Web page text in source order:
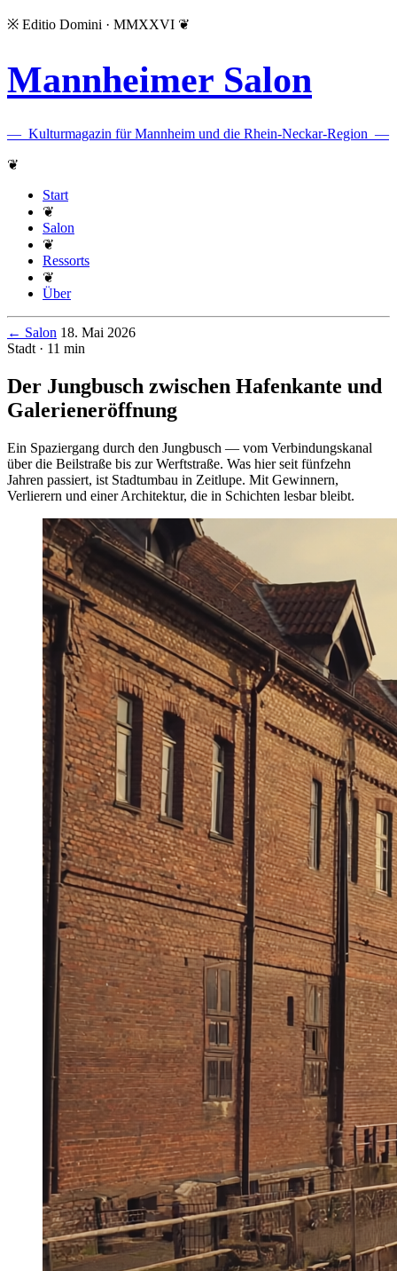
※ Editio Domini · MMXXVI ❦
Mannheimer Salon
— Kulturmagazin für Mannheim und die Rhein-Neckar-Region —
❦
Start
❦
Salon
❦
Ressorts
❦
Über
← Salon 18. Mai 2026
Stadt · 11 min
Der Jungbusch zwischen Hafenkante und
Galerieneröffnung
Ein Spaziergang durch den Jungbusch — vom Verbindungskanal
über die Beilstraße bis zur Werftstraße. Was hier seit fünfzehn
Jahren passiert, ist Stadtumbau in Zeitlupe. Mit Gewinnern,
Verlierern und einer Architektur, die in Schichten lesbar bleibt.